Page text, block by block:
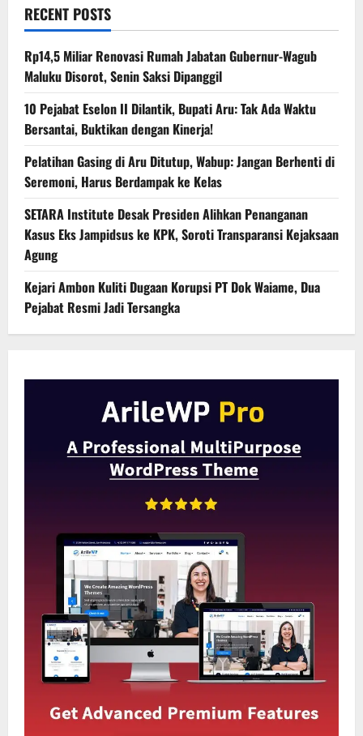
RECENT POSTS
Rp14,5 Miliar Renovasi Rumah Jabatan Gubernur-Wagub
Maluku Disorot, Senin Saksi Dipanggil
10 Pejabat Eselon II Dilantik, Bupati Aru: Tak Ada Waktu
Bersantai, Buktikan dengan Kinerja!
Pelatihan Gasing di Aru Ditutup, Wabup: Jangan Berhenti di
Seremoni, Harus Berdampak ke Kelas
SETARA Institute Desak Presiden Alihkan Penanganan
Kasus Eks Jampidsus ke KPK, Soroti Transparansi Kejaksaan
Agung
Kejari Ambon Kuliti Dugaan Korupsi PT Dok Waiame, Dua
Pejabat Resmi Jadi Tersangka